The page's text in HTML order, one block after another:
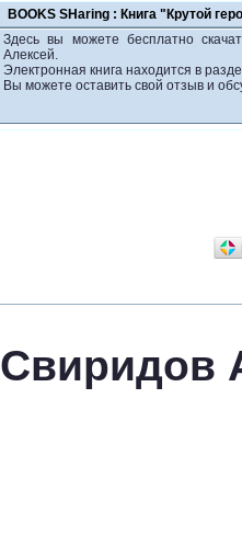
BOOKS SHaring : Книга "Крутой
Здесь вы можете бесплатно
Алексей.
Электронная книга находится в
Вы можете оставить свой отзыв и
Свиридов